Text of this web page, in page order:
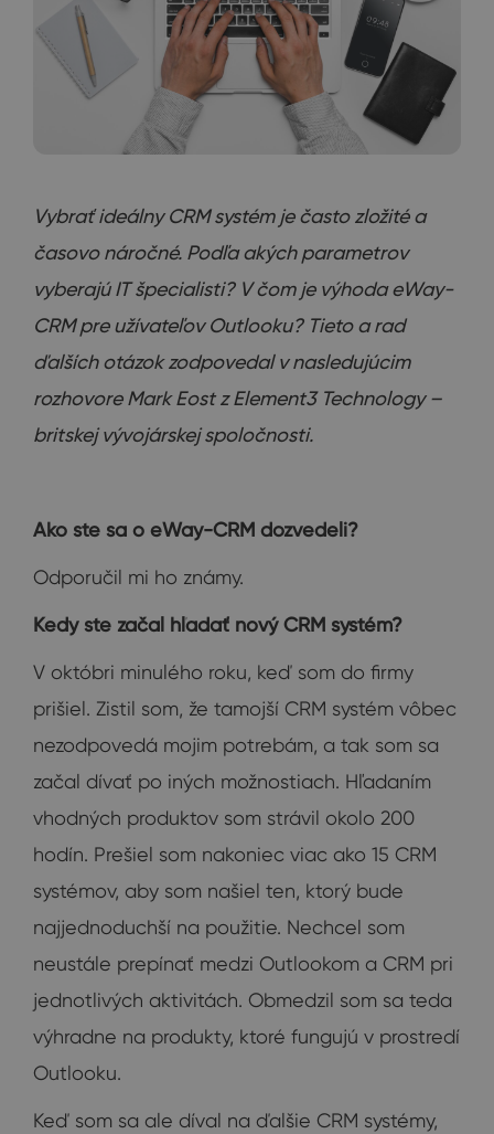
Vybrať ideálny CRM systém je často zložité a
časovo náročné. Podľa akých parametrov
vyberajú IT špecialisti? V čom je výhoda eWay-
CRM pre užívateľov Outlooku? Tieto a rad
ďalších otázok zodpovedal v nasledujúcim
rozhovore Mark Eost z Element3 Technology –
britskej vývojárskej spoločnosti.
Ako ste sa o eWay-CRM dozvedeli?
Odporučil mi ho známy.
Kedy ste začal hľadať nový CRM systém?
V októbri minulého roku, keď som do firmy
prišiel. Zistil som, že tamojší CRM systém vôbec
nezodpovedá mojim potrebám, a tak som sa
začal dívať po iných možnostiach. Hľadaním
vhodných produktov som strávil okolo 200
hodín. Prešiel som nakoniec viac ako 15 CRM
systémov, aby som našiel ten, ktorý bude
najjednoduchší na použitie. Nechcel som
neustále prepínať medzi Outlookom a CRM pri
jednotlivých aktivitách. Obmedzil som sa teda
výhradne na produkty, ktoré fungujú v prostredí
Outlooku.
Keď som sa ale díval na ďalšie CRM systémy,